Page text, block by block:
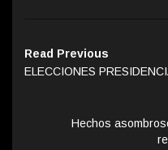
Read Previous
ELECCIONES
Hechos